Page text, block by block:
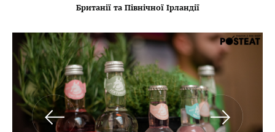
Британії та Північної Ірландії